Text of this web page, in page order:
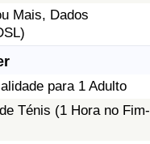
Mais, Dados
para 1 Adulto
Ténis (1 Hora no Fim-